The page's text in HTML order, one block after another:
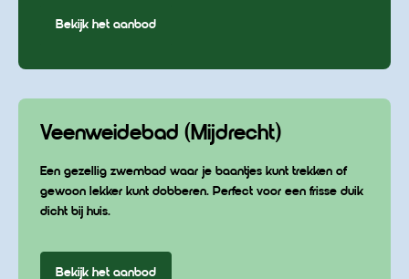
Bekijk het aanbod
Veenweidebad (Mijdrecht)
Een gezellig zwembad waar je baantjes kunt trekken of
gewoon lekker kunt dobberen. Perfect voor een frisse duik
dicht bij huis.
Bekijk het aanbod